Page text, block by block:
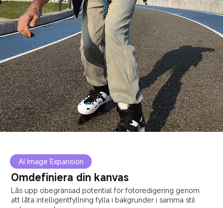
AI Image Expansion
Omdefiniera din kanvas
Lås upp obegränsad potential för fotoredigering genom
att låta intelligentfyllning fylla i bakgrunder i samma stil